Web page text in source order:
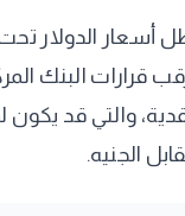
أسعار الدولار تحت
قرارات البنك
والتي قد يكون
الجنيه.